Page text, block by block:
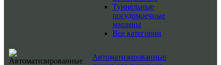
Туннельные
посудомоечные
машины
Все категории
Автоматизированные